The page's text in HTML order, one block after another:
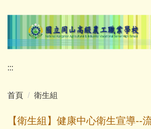
容
:::
首頁 衛生組
【衛生組】健康中心衛生宣導--